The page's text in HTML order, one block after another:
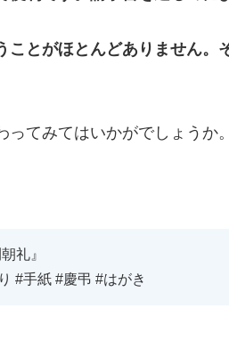
ことがほとんどありません
てみてはいかがでしょうか
礼』
#手紙 #慶弔 #はがき